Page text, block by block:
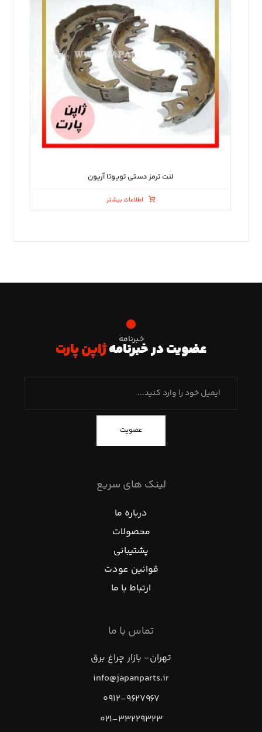
لنت ترمز دستی تویوتا آریون
اطلاعات بیشتر
خبرنامه
عضویت در خبرنامهژاپن پارت
عضویت
لینک های سریع
درباره ما
محصولات
پشتیبانی
قوانین عودت
ارتباط با ما
تماس با ما
تهران- بازار چراغ برق
info@japanparts.ir
۰۹۱۲-۹۶۲۷۹۶۷
۰۲۱-۳۳۲۲۹۳۲۳